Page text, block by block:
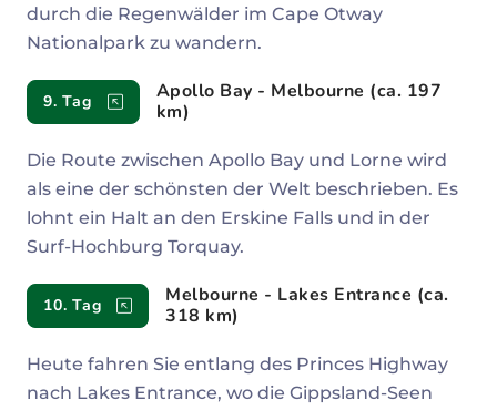
durch die Regenwälder im Cape Otway
Nationalpark zu wandern.
9. Tag
Apollo Bay - Melbourne (ca. 197
km)
Die Route zwischen Apollo Bay und Lorne wird
als eine der schönsten der Welt beschrieben. Es
lohnt ein Halt an den Erskine Falls und in der
Surf-Hochburg Torquay.
10. Tag
Melbourne - Lakes Entrance (ca.
318 km)
Heute fahren Sie entlang des Princes Highway
nach Lakes Entrance, wo die Gippsland-Seen